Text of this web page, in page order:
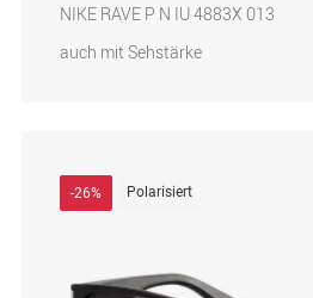
NIKE RAVE P N IU 4883X 013
auch mit Sehstärke
-26% Polarisiert